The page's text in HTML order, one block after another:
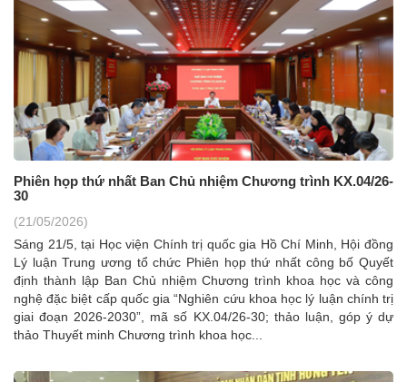
Phiên họp thứ nhất Ban Chủ nhiệm Chương trình KX.04/26-
30
(21/05/2026)
Sáng 21/5, tại Học viện Chính trị quốc gia Hồ Chí Minh, Hội đồng
Lý luận Trung ương tổ chức Phiên họp thứ nhất công bố Quyết
định thành lập Ban Chủ nhiệm Chương trình khoa học và công
nghệ đặc biệt cấp quốc gia “Nghiên cứu khoa học lý luận chính trị
giai đoạn 2026-2030”, mã số KX.04/26-30; thảo luận, góp ý dự
thảo Thuyết minh Chương trình khoa học...